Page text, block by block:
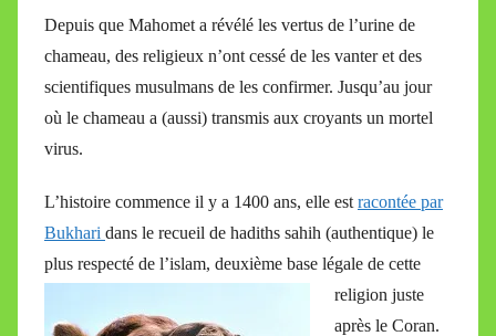
r
M
i
r
l
l
e
a
Depuis que Mahomet a révélé les vertus de l’urine de
chameau, des religieux n’ont cessé de les vanter et des
scientifiques musulmans de les confirmer. Jusqu’au jour
où le chameau a (aussi) transmis aux croyants un mortel
virus.
L’histoire commence il y a 1400 ans, elle est racontée par
Bukhari dans le recueil de hadiths sahih (authentique) le
plus respecté de l’islam, deuxième base légale de cette
religion juste
après le Coran.